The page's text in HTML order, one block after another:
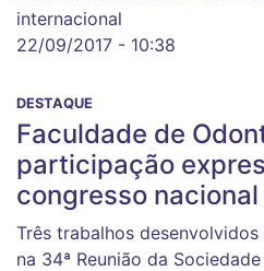
internacional
22/09/2017 - 10:38
DESTAQUE
Faculdade de
participação
congresso nacional
Três trabalhos
na 34ª Reunião da